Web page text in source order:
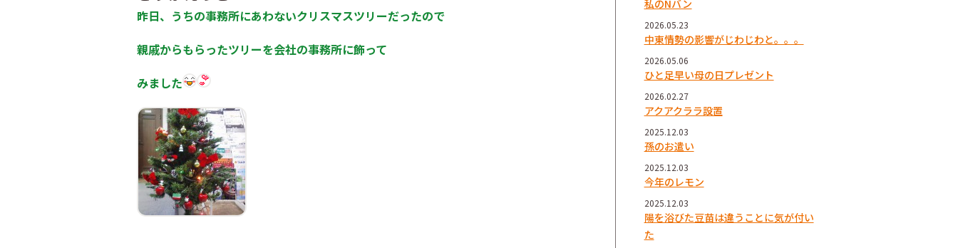
昨日、うちの事務所にあわないクリスマスツリーだったので
親戚からもらったツリーを会社の事務所に飾って
みました
私のNバン
2026.05.23
中東情勢の影響がじわじわと。。。
2026.05.06
ひと足早い母の日プレゼント
2026.02.27
アクアクララ設置
2025.12.03
孫のお遣い
2025.12.03
今年のレモン
2025.12.03
陽を浴びた豆苗は違うことに気が付い
た